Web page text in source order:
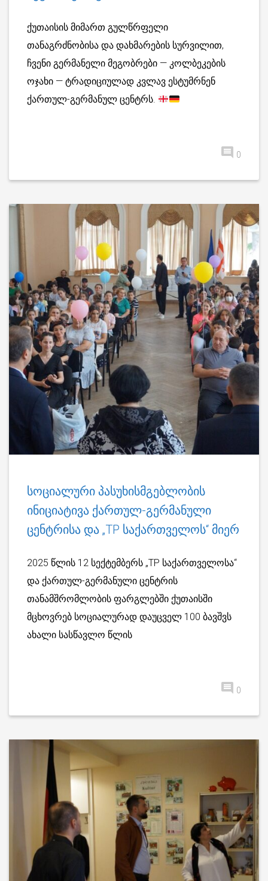
ქუთაისის მიმართ გულწრფელი
თანაგრძნობისა და დახმარების სურვილით,
ჩვენი გერმანელი მეგობრები — კოლბეკების
ოჯახი — ტრადიციულად კვლავ ესტუმრნენ
ქართულ-გერმანულ ცენტრს.
0
სოციალური პასუხისმგებლობის
ინიციატივა ქართულ-გერმანული
ცენტრისა და „TP საქართველოს“ მიერ
2025 წლის 12 სექტემბერს „TP საქართველოსა“
და ქართულ-გერმანული ცენტრის
თანამშრომლობის ფარგლებში ქუთაისში
მცხოვრებ სოციალურად დაუცველ 100 ბავშვს
ახალი სასწავლო წლის
0